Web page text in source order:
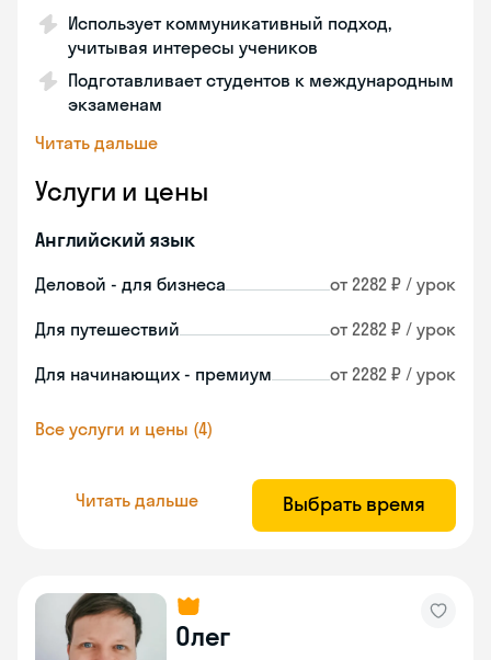
Использует коммуникативный подход,
учитывая интересы учеников
Подготавливает студентов к международным
экзаменам
Читать дальше
Услуги и цены
Английский язык
Деловой - для бизнеса от 2282 ₽ / урок
Для путешествий от 2282 ₽ / урок
Для начинающих - премиум от 2282 ₽ / урок
Все услуги и цены (4)
Читать дальше Выбрать время
Олег